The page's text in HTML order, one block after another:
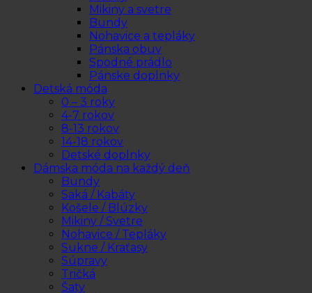
Mikiny a svetre
Bundy
Nohavice a tepláky
Pánska obuv
Spodné prádlo
Pánske doplnky
Detská móda
0 – 3 roky
4-7 rokov
8-13 rokov
14-18 rokov
Detské doplnky
Dámska móda na každý deň
Bundy
Saká / Kabáty
Košele / Blúzky
Mikiny / Svetre
Nohavice / Tepláky
Sukne / Kraťasy
Súpravy
Tričká
Šaty